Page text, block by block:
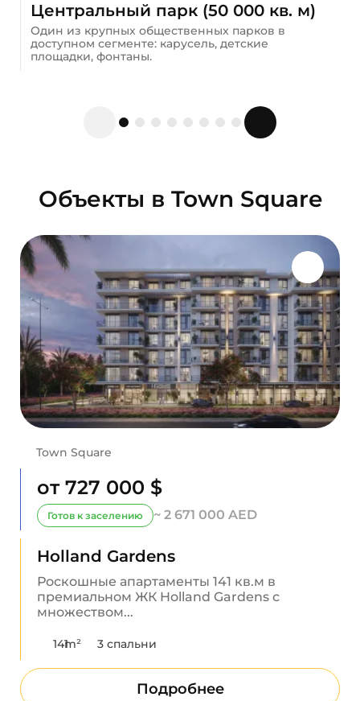
Центральный парк (50 000 кв. м)
Один из крупных общественных парков в
доступном сегменте: карусель, детские
площадки, фонтаны.
Объекты в Town Square
Town Square
от 727 000 $
Готов к заселению ~ 2 671 000 AED
Holland Gardens
Роскошные апартаменты 141 кв.м в
премиальном ЖК Holland Gardens с
множеством...
141m² 3 спальни
Подробнее